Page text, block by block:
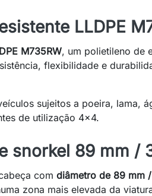
LLDPE
M735RW, um polietileno de
flexibilidade e
sujeitos a poeira, lama,
de utilização 4x4.
snorkel 89 mm /
com diâmetro de 89 mm
zona mais elevada da